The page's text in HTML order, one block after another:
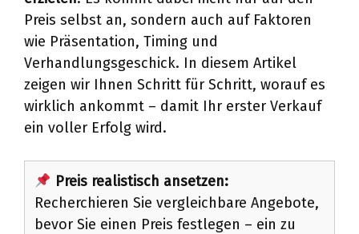
Preis selbst an, sondern auch auf Faktoren
wie Präsentation, Timing und
Verhandlungsgeschick. In diesem Artikel
zeigen wir Ihnen Schritt für Schritt, worauf es
wirklich ankommt – damit Ihr erster Verkauf
ein voller Erfolg wird.
Preis realistisch ansetzen:
Recherchieren Sie vergleichbare Angebote,
bevor Sie einen Preis festlegen – ein zu